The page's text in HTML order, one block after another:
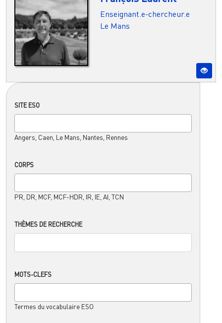
SITE ESO
Angers, Caen, Le Mans, Nantes, Rennes
CORPS
PR, DR, MCF, MCF-HDR, IR, IE, AI, TCN
THÈMES DE RECHERCHE
MOTS-CLEFS
Termes du vocabulaire ESO
Enseignant.e-chercheur.e
Le Mans